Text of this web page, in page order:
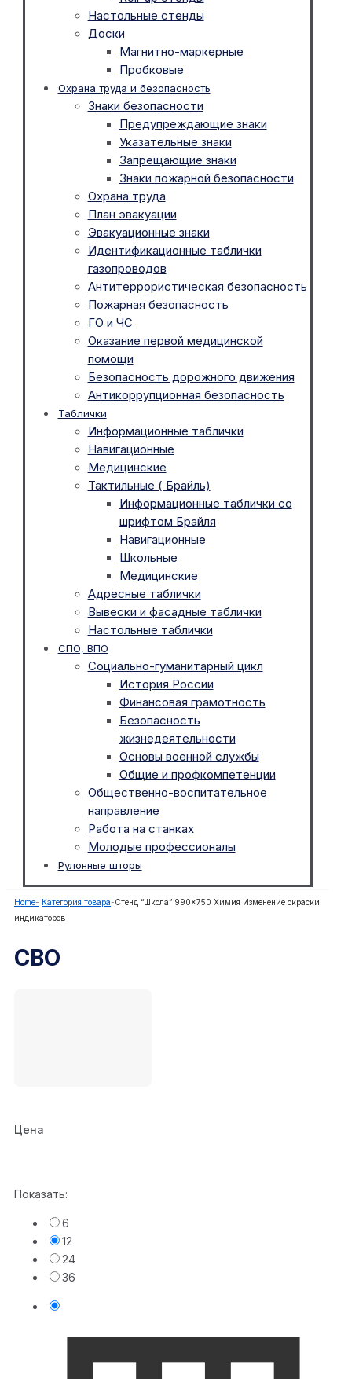
Настольные стенды
Доски
Магнитно-маркерные
Пробковые
Охрана труда и безопасность
Знаки безопасности
Предупреждающие знаки
Указательные знаки
Запрещающие знаки
Знаки пожарной безопасности
Охрана труда
План эвакуации
Эвакуационные знаки
Идентификационные таблички
газопроводов
Антитеррористическая безопасность
Пожарная безопасность
ГО и ЧС
Оказание первой медицинской
помощи
Безопасность дорожного движения
Антикоррупционная безопасность
Таблички
Информационные таблички
Навигационные
Медицинские
Тактильные ( Брайль)
Информационные таблички со
шрифтом Брайля
Навигационные
Школьные
Медицинские
Адресные таблички
Вывески и фасадные таблички
Настольные таблички
СПО, ВПО
Социально-гуманитарный цикл
История России
Финансовая грамотность
Безопасность
жизнедеятельности
Основы военной службы
Общие и профкомпетенции
Общественно-воспитательное
направление
Работа на станках
Молодые профессионалы
Рулонные шторы
Home- Категория товара-Стенд “Школа” 990×750 Химия Изменение окраски
индикаторов
СВО
Цена
Показать:
6
12
24
36